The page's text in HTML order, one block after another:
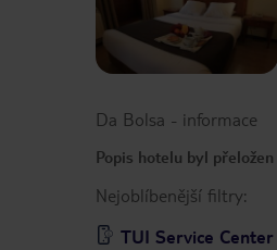
Da Bolsa - informace
Popis hotelu byl
Nejoblíbenější filtry:
TUI Service